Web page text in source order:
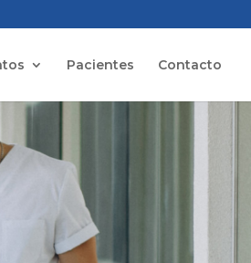
Pacientes Contacto